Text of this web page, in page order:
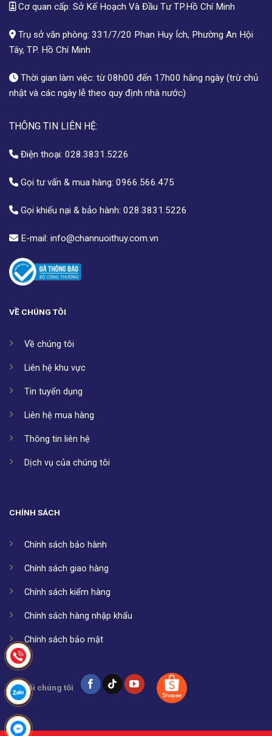
Cơ quan cấp: Sở Kế Hoạch Và Đầu Tư TP.Hồ Chí Minh
Trụ sở văn phòng: 331/7/20 Phan Huy Ích, Phường An Hội
Tây, TP. Hồ Chí Minh
Thời gian làm việc: từ 08h00 đến 17h00 hằng ngày (trừ chủ
nhật và các ngày lễ theo quy định nhà nước)
THÔNG TIN LIÊN HỆ:
Điện thoại: 028.3831.5226
Gọi tư vấn & mua hàng: 0966.566.475
Gọi khiếu nại & bảo hành: 028.3831.5226
E-mail: info@channuoithuy.com.vn
VỀ CHÚNG TÔI
Về chúng tôi
Liên hệ khu vực
Tin tuyển dụng
Liên hệ mua hàng
Thông tin liên hệ
Dịch vụ của chúng tôi
CHÍNH SÁCH
Chính sách bảo hành
Chính sách giao hàng
Chính sách kiểm hàng
Chính sách hàng nhập khẩu
Chính sách bảo mật
Kết nối chúng tôi